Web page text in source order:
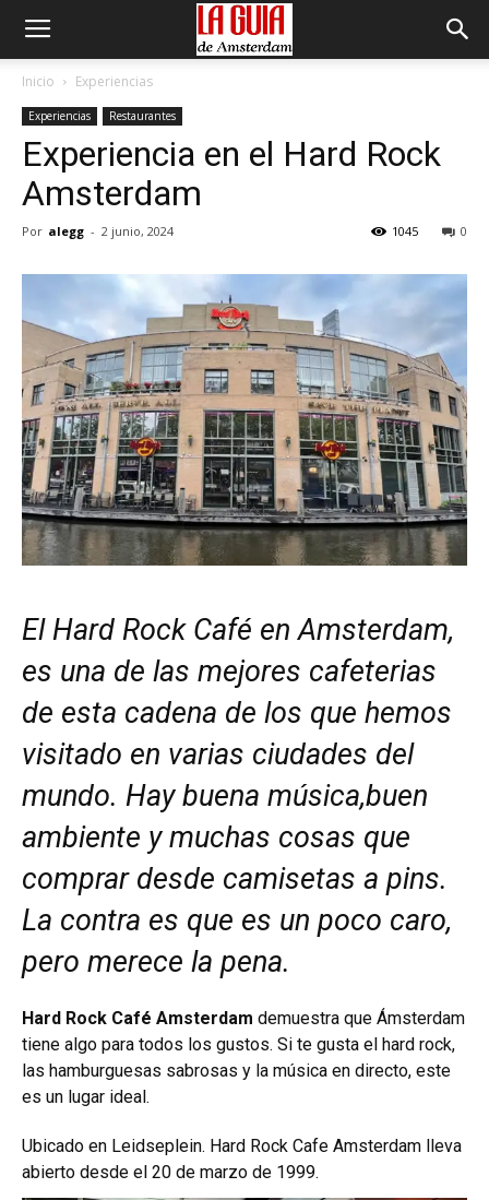
Inicio Experiencias
Experiencias Restaurantes
Experiencia en el Hard Rock
Amsterdam
Por alegg - 2 junio, 2024 0
1045
El Hard Rock Café en Amsterdam,
es una de las mejores cafeterias
de esta cadena de los que hemos
visitado en varias ciudades del
mundo. Hay buena música,buen
ambiente y muchas cosas que
comprar desde camisetas a pins.
La contra es que es un poco caro,
pero merece la pena.
Hard Rock Café Amsterdam demuestra que Ámsterdam
tiene algo para todos los gustos. Si te gusta el hard rock,
las hamburguesas sabrosas y la música en directo, este
es un lugar ideal.
Ubicado en Leidseplein. Hard Rock Cafe Amsterdam lleva
abierto desde el 20 de marzo de 1999.